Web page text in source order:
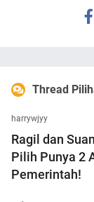
Thread
harrywjyy
Ragil dan
Pilih Punya 2
Pemerintah!